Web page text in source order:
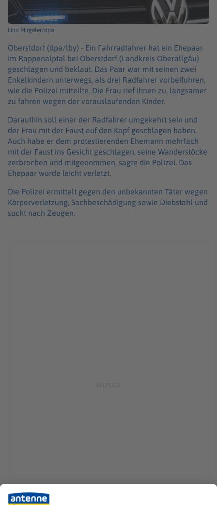
Lino Mirgeler/dpa
Oberstdorf (dpa/lby) - Ein Fahrradfahrer hat ein Ehepaar
im Rappenalptal bei Oberstdorf (Landkreis Oberallgäu)
geschlagen und beklaut. Das Paar war mit seinen zwei
Enkelkindern unterwegs, als drei Radfahrer vorbeifuhren,
wie die Polizei mitteilte. Die Frau rief ihnen zu, langsamer
zu fahren wegen der vorauslaufenden Kinder.
Daraufhin soll einer der Radfahrer umgekehrt sein und
der Frau mit der Faust auf den Kopf geschlagen haben.
Auch habe er dem protestierenden Ehemann mehrfach
mit der Faust ins Gesicht geschlagen, seine Wanderstöcke
zerbrochen und mitgenommen, sagte die Polizei. Das
Ehepaar wurde leicht verletzt.
Die Polizei ermittelt gegen den unbekannten Täter wegen
Körperverletzung, Sachbeschädigung sowie Diebstahl und
sucht nach Zeugen.